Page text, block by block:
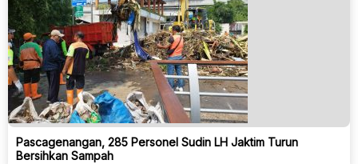
Pascagenangan, 285 Personel Sudin LH Jaktim Turun
Bersihkan Sampah